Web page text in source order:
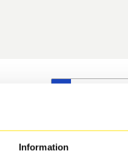
Information